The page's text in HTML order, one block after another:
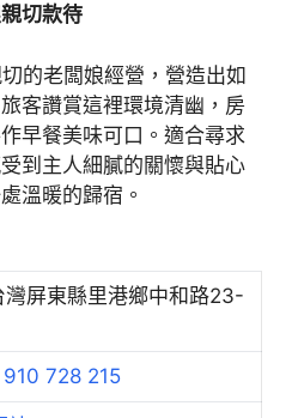
切款待
的老闆娘經營，營造出如
客讚賞這裡環境清幽，房
早餐美味可口。適合尋求
到主人細膩的關懷與貼心
溫暖的歸宿。
屏東縣里港鄉中和路23-
728 215